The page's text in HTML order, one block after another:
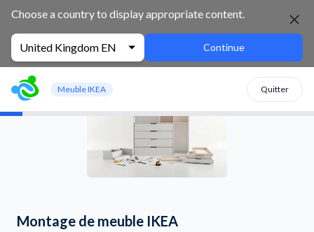
Choose a country to display appropriate content.
United Kingdom EN Continue
Meuble IKEA Quitter
Montage de meuble IKEA